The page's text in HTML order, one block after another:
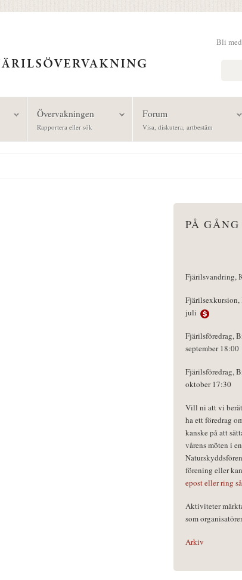
Bli
Övervakningen
Rapportera eller sök
Forum
Visa, diskutera, artbestäm
PÅ GÅNG
Fjärilsvandring,
Fjärilsexkursion,
juli
Fjärilsföredrag,
september 18:00
Fjärilsföredrag,
oktober 17:30
Vill ni att vi
ha ett föredrag
kanske på att
vårens möten i
förening eller
epost eller ring
Aktiviteter
som
Arkiv